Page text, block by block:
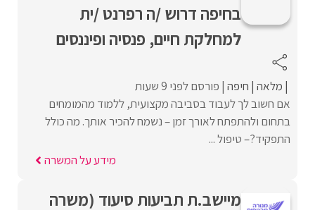
בחיפה דרוש /ה רפרנט /ית
למחלקת חיים, פנסיה ופיננסים
מלאה חיפה פורסם לפני 9 שעות
אם חשוב לך לעבוד בסביבה מקצועית, ללמוד מהמומחים
בתחום ולהתפתח לאורך זמן – נשמח להכיר אותך. מה כולל
התפקיד?– טיפול ...
מידע על המשרה
מיישב.ת תביעות סיעוד (משרה